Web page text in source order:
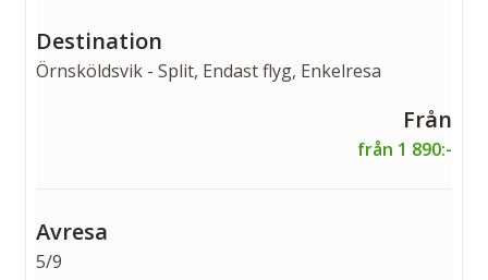
Örnsköldsvik - Split, Endast flyg, Enkelresa
från 1 890:-
5/9